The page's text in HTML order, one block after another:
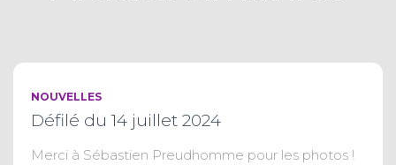
NOUVELLES
Défilé du 14 juillet 2024
Merci à Sébastien Preudhomme pour les photos !